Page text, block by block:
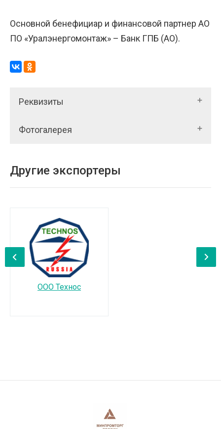
Основной бенефициар и финансовой партнер АО
ПО «Уралэнергомонтаж» – Банк ГПБ (АО).
Реквизиты
Фотогалерея
Другие экспортеры
ООО Технос